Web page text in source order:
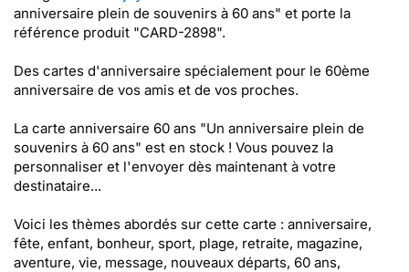
anniversaire plein de souvenirs à 60 ans" et porte la
référence produit "CARD-2898".
Des cartes d'anniversaire spécialement pour le 60ème
anniversaire de vos amis et de vos proches.
La carte anniversaire 60 ans "Un anniversaire plein de
souvenirs à 60 ans" est en stock ! Vous pouvez la
personnaliser et l'envoyer dès maintenant à votre
destinataire...
Voici les thèmes abordés sur cette carte : anniversaire,
fête, enfant, bonheur, sport, plage, retraite, magazine,
aventure, vie, message, nouveaux départs, 60 ans,